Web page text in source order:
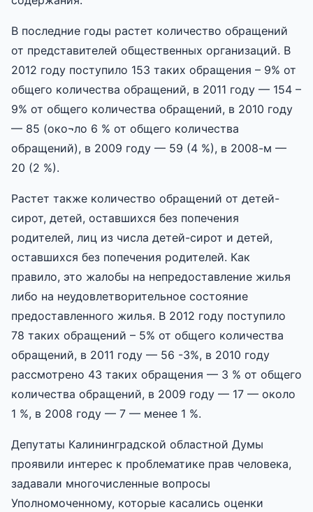
В последние годы растет количество обращений
от представителей общественных организаций. В
2012 году поступило 153 таких обращения – 9% от
общего количества обращений, в 2011 году — 154 –
9% от общего количества обращений, в 2010 году
— 85 (око¬ло 6 % от общего количества
обращений), в 2009 году — 59 (4 %), в 2008-м —
20 (2 %).
Растет также количество обращений от детей-
сирот, детей, оставшихся без попечения
родителей, лиц из числа детей-сирот и детей,
оставшихся без попечения родителей. Как
правило, это жалобы на непредоставление жилья
либо на неудовлетворительное состояние
предоставленного жилья. В 2012 году поступило
78 таких обращений – 5% от общего количества
обращений, в 2011 году — 56 -3%, в 2010 году
рассмотрено 43 таких обращения — 3 % от общего
количества обращений, в 2009 году — 17 — около
1 %, в 2008 году — 7 — менее 1 %.
Депутаты Калининградской областной Думы
проявили интерес к проблематике прав человека,
задавали многочисленные вопросы
Уполномоченному, которые касались оценки